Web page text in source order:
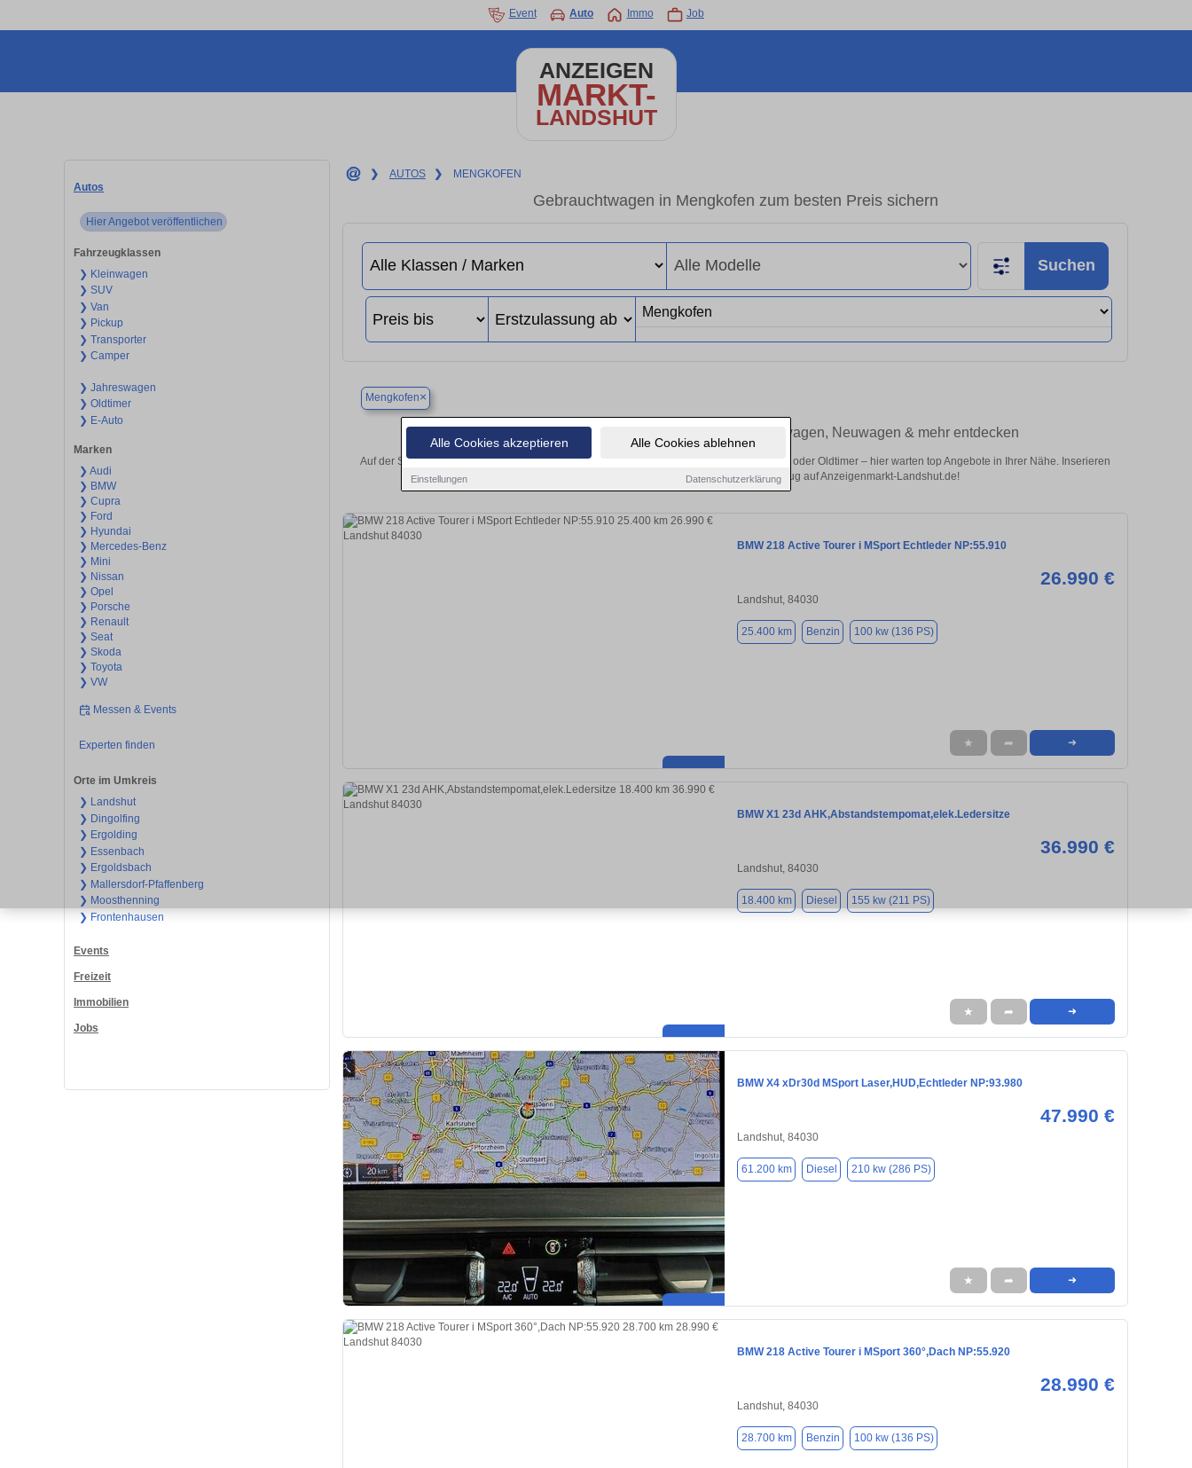
Alle Cookies akzeptieren Alle Cookies ablehnen
Einstellungen Datenschutzerklärung
Event Auto Immo Job
ANZEIGEN
MARKT-
LANDSHUT
Autos
Hier Angebot veröffentlichen
Fahrzeugklassen
❯ Kleinwagen
❯ SUV
❯ Van
❯ Pickup
❯ Transporter
❯ Camper
❯ Jahreswagen
❯ Oldtimer
❯ E-Auto
Marken
❯ Audi
❯ BMW
❯ Cupra
❯ Ford
❯ Hyundai
❯ Mercedes-Benz
❯ Mini
❯ Nissan
❯ Opel
❯ Porsche
❯ Renault
❯ Seat
❯ Skoda
❯ Toyota
❯ VW
Messen & Events
Experten finden
Orte im Umkreis
❯ Landshut
❯ Dingolfing
❯ Ergolding
❯ Essenbach
❯ Ergoldsbach
❯ Mallersdorf-Pfaffenberg
❯ Moosthenning
❯ Frontenhausen
Events
Freizeit
Immobilien
Jobs
❯ AUTOS ❯ MENGKOFEN
Gebrauchtwagen in Mengkofen zum besten Preis sichern
Suchen
Mengkofen×
Ihr perfektes Autoangebot in Mengkofen – Gebrauchtwagen, Neuwagen & mehr entdecken
Auf der Suche nach einem Gebrauchtwagen in Mengkofen? Ob Kleinwagen, SUV, Cabrio oder Oldtimer – hier warten top Angebote in Ihrer Nähe. Inserieren
Sie Ihr Auto kostenlos oder finden Sie Ihr nächstes Fahrzeug auf Anzeigenmarkt-Landshut.de!
BMW 218 Active Tourer i MSport Echtleder NP:55.910
26.990 €
Landshut, 84030
25.400 km Benzin 100 kw (136 PS)
★ ➦ ➜
BMW X1 23d AHK,Abstandstempomat,elek.Ledersitze
36.990 €
Landshut, 84030
18.400 km Diesel 155 kw (211 PS)
★ ➦ ➜
BMW X4 xDr30d MSport Laser,HUD,Echtleder NP:93.980
47.990 €
Landshut, 84030
61.200 km Diesel 210 kw (286 PS)
★ ➦ ➜
BMW 218 Active Tourer i MSport 360°,Dach NP:55.920
28.990 €
Landshut, 84030
28.700 km Benzin 100 kw (136 PS)